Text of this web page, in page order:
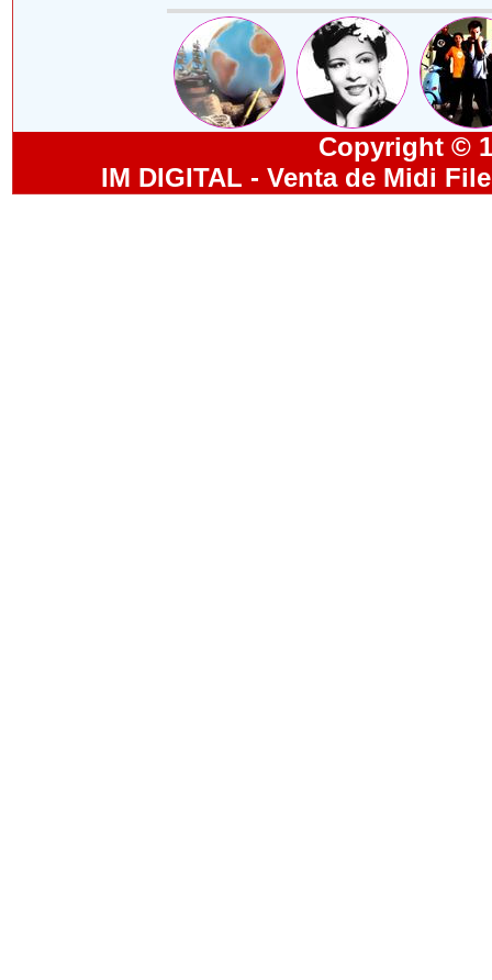
Copyright ©
IM DIGITAL - Venta de Midi